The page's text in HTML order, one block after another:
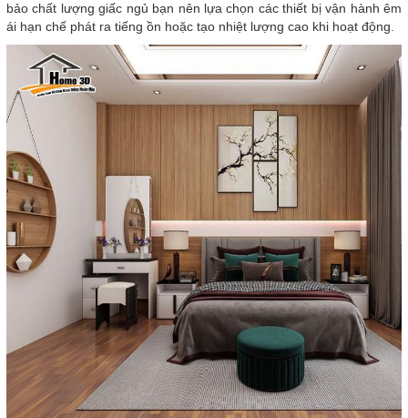
bảo chất lượng giấc ngủ bạn nên lựa chọn các thiết bị vận hành êm
ái hạn chế phát ra tiếng ồn hoặc tạo nhiệt lượng cao khi hoạt động.